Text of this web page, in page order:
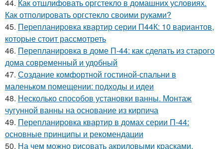
44. Как отшлифовать оргстекло в домашних условиях.
Как отполировать оргстекло своими руками?
45. Перепланировка квартир серии П44К: 10 вариантов,
которые стоит рассмотреть
46. Перепланировка в доме П-44: как сделать из старого
дома современный и удобный
47. Создание комфортной гостиной-спальни в
маленьком помещении: подходы и идеи
48. Несколько способов установки ванны. Монтаж
чугунной ванны на основание из кирпича
49. Перепланировка квартир в домах серии П-44:
основные принципы и рекомендации
50. На чем можно рисовать акриловыми красками.